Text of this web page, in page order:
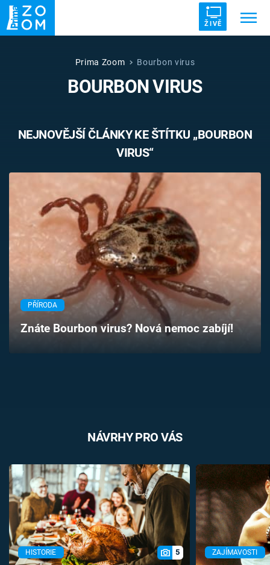
ŽIVĚ
ZRÁDCI UFO DRUHÁ SVĚTOVÁ VÁLKA
VETŘELCI DÁVNOVĚKU
Témata
Pořady
TV Program
Časopis
Sledujte prima+
Prima Zoom Bourbon virus
BOURBON VIRUS
NEJNOVĚJŠÍ ČLÁNKY KE ŠTÍTKU „BOURBON
VIRUS“
PŘÍRODA
Znáte Bourbon virus? Nová nemoc zabíjí!
NÁVRHY PRO VÁS
HISTORIE 5 ZAJÍMAVOSTI